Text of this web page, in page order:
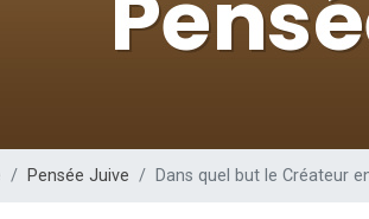
2 personnes viennent de nous rejoindre sur
2 personnes viennent de nous rejoindre sur
Pensée Juive Dans quel but le Créateur